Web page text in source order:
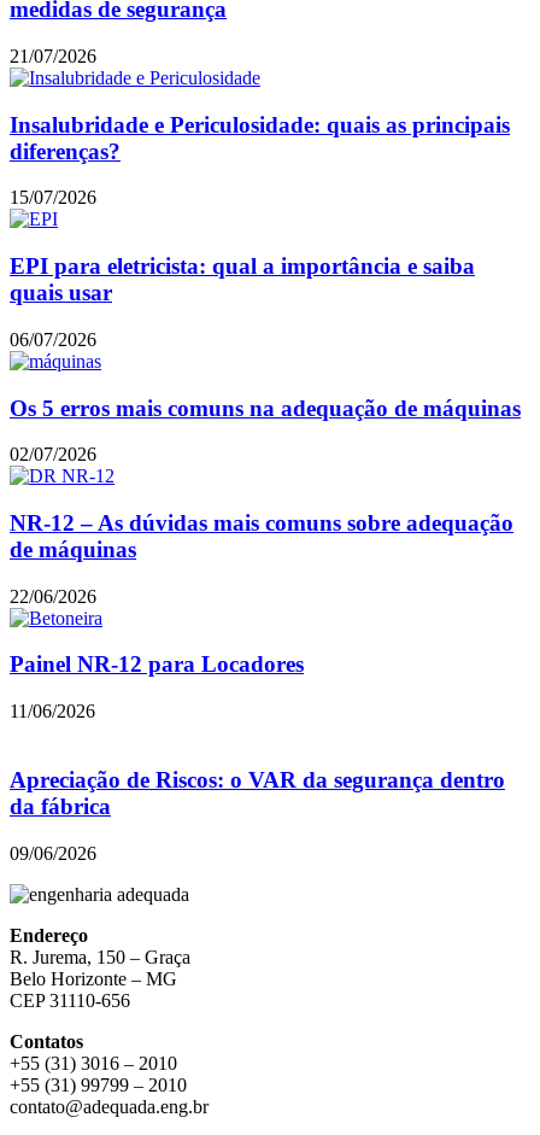
medidas de segurança
21/07/2026
Insalubridade e Periculosidade: quais as principais
diferenças?
15/07/2026
EPI para eletricista: qual a importância e saiba
quais usar
06/07/2026
Os 5 erros mais comuns na adequação de máquinas
02/07/2026
NR-12 – As dúvidas mais comuns sobre adequação
de máquinas
22/06/2026
Painel NR-12 para Locadores
11/06/2026
Apreciação de Riscos: o VAR da segurança dentro
da fábrica
09/06/2026
Endereço
R. Jurema, 150 – Graça
Belo Horizonte – MG
CEP 31110-656
Contatos
+55 (31) 3016 – 2010
+55 (31) 99799 – 2010
contato@adequada.eng.br